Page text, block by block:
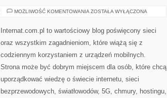
MOŻLIWOŚĆ KOMENTOWANIA INTERNET
SATELITARNY
ZOSTAŁA WYŁĄCZONA
Internat.com.pl to wartościowy blog poświęcony sieci
oraz wszystkim zagadnieniom, które wiążą się z
codziennym korzystaniem z urządzeń mobilnych.
Strona może być dobrym miejscem dla osób, które chcą
uporządkować wiedzę o świecie internetu, sieci
bezprzewodowych, światłowodów, 5G, chmury, hostingu,